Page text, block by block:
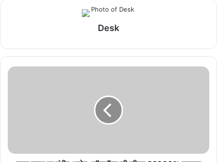
विधायक बृजमोहन अग्रवाल, राजेश मूणत के अलावा अन्य भाजपागण उपस्थित थे।
राष्ट्रीय टीम में चुनी गईं कांसाबेल की मधु सिदार और बोड़ला की
August 6, 2026
विश्व स्तनपान सप्ताह के राज्य स्तरीय कार्यक्रम का सफल
August 6, 2026
Desk